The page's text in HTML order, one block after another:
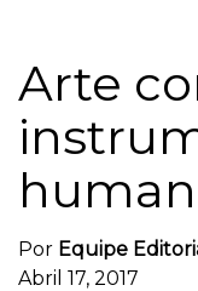
Arte
Por Equipe
Abril 17, 2017